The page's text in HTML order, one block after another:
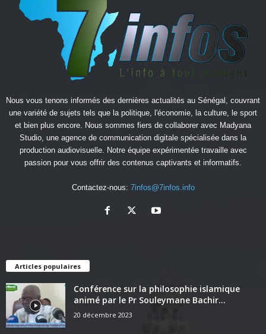
Nous vous tenons informés des dernières actualités au Sénégal, couvrant
une variété de sujets tels que la politique, l'économie, la culture, le sport
et bien plus encore. Nous sommes fiers de collaborer avec Madyana
Studio, une agence de communication digitale spécialisée dans la
production audiovisuelle. Notre équipe expérimentée travaille avec
passion pour vous offrir des contenus captivants et informatifs.
Contactez-nous: 7infos@7infos.info
Articles populaires
Conférence sur la philosophie islamique
animé par le Pr Souleymane Bachir...
20 décembre 2023